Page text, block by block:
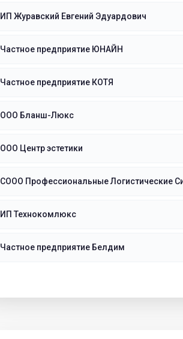
ИП Журавский Евгений Эдуардович
Частное предприятие ЮНАЙН
Частное предприятие КОТЯ
ООО Бланш-Люкс
ООО Центр эстетики
СООО Профессиональные Логистические
ИП Технокомлюкс
Частное предприятие Белдим